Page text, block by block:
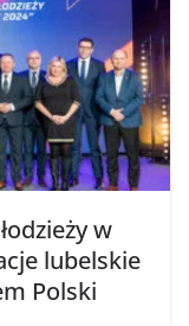
w
lubelskie
Polski